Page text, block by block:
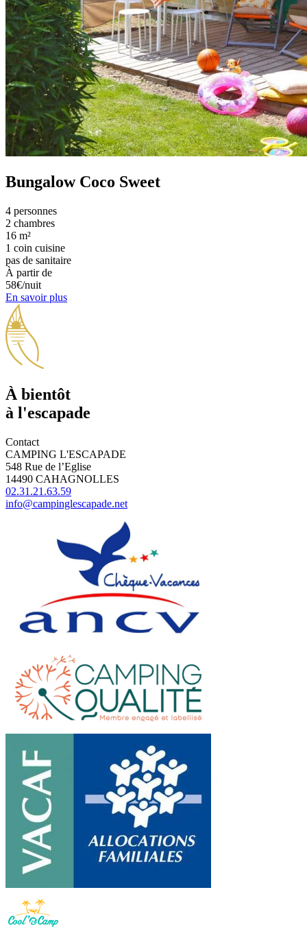
Bungalow Coco Sweet
4 personnes
2 chambres
16 m²
1 coin cuisine
pas de sanitaire
À partir de
58€/nuit
En savoir plus
À bientôt
à l'escapade
Contact
CAMPING L'ESCAPADE
548 Rue de l’Eglise
14490 CAHAGNOLLES
02.31.21.63.59
info@campinglescapade.net